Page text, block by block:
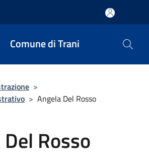
Comune di Trani
>
> Angela Del Rosso
Rosso